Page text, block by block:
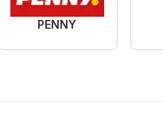
PENNY